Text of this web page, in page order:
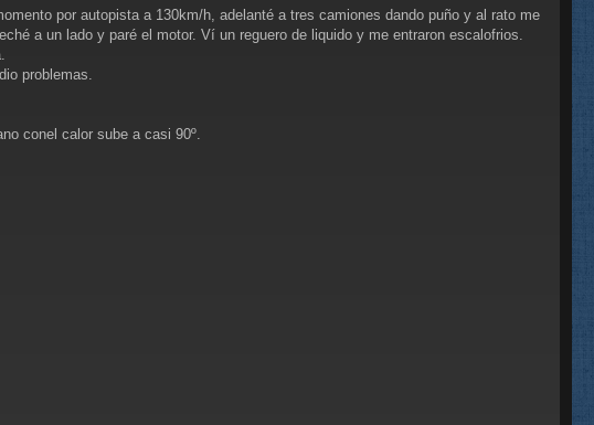
por autopista a 130km/h, adelanté a tres camiones dando puño y al rato me
a un lado y paré el motor. Ví un reguero de liquido y me entraron escalofrios.
problemas.
conel calor sube a casi 90º.